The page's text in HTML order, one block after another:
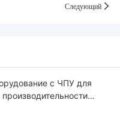
Следующий
с ЧПУ для